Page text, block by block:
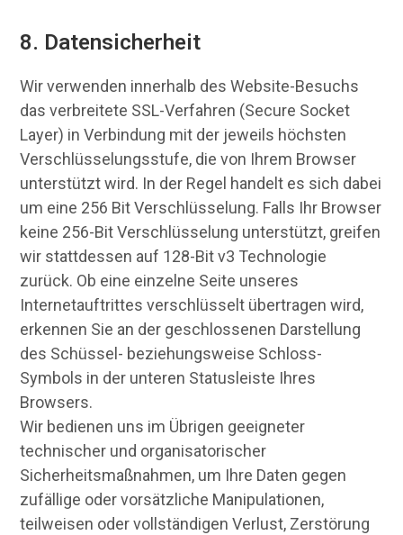
8. Datensicherheit
Wir verwenden innerhalb des Website-Besuchs
das verbreitete SSL-Verfahren (Secure Socket
Layer) in Verbindung mit der jeweils höchsten
Verschlüsselungsstufe, die von Ihrem Browser
unterstützt wird. In der Regel handelt es sich dabei
um eine 256 Bit Verschlüsselung. Falls Ihr Browser
keine 256-Bit Verschlüsselung unterstützt, greifen
wir stattdessen auf 128-Bit v3 Technologie
zurück. Ob eine einzelne Seite unseres
Internetauftrittes verschlüsselt übertragen wird,
erkennen Sie an der geschlossenen Darstellung
des Schüssel- beziehungsweise Schloss-
Symbols in der unteren Statusleiste Ihres
Browsers.
Wir bedienen uns im Übrigen geeigneter
technischer und organisatorischer
Sicherheitsmaßnahmen, um Ihre Daten gegen
zufällige oder vorsätzliche Manipulationen,
teilweisen oder vollständigen Verlust, Zerstörung